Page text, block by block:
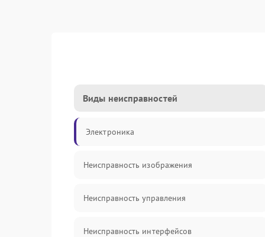
Виды неисправностей
Электроника
Неисправность изображения
Неисправность управления
Неисправность интерфейсов